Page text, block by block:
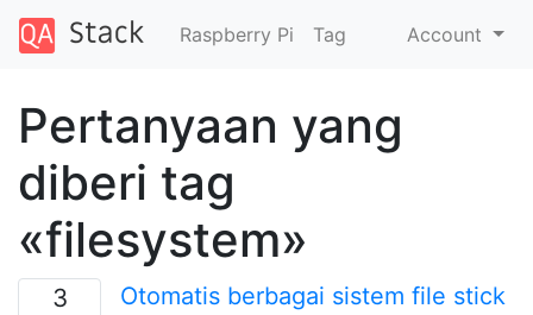
Raspberry Pi Tag Account
Pertanyaan yang
diberi tag
«filesystem»
3
Otomatis berbagai sistem file stick